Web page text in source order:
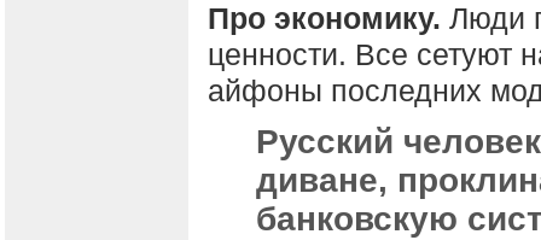
Про экономику. Люди
ценности. Все сетуют
айфоны последних
Русский
диване,
банковскую